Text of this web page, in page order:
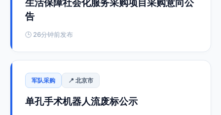
生活保障社会化服务采购项目采购意向公
告
🕒 26分钟前发布
军队采购 📍 北京市
单孔手术机器人流废标公示